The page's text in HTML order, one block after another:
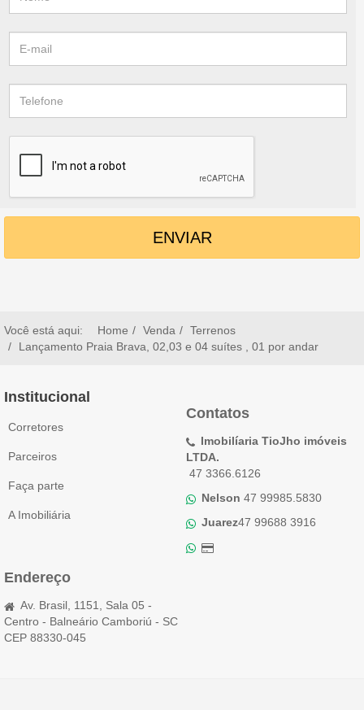
ENVIAR
Você está aqui: Home Venda
Terrenos
Lançamento Praia Brava, 02,03 e 04 suítes , 01 por andar
Institucional
Corretores
Parceiros
Faça parte
A Imobiliária
Contatos
Imobilíaria TioJho imóveis
LTDA.
47 3366.6126
Nelson 47 99985.5830
Juarez47 99688 3916
Endereço
Av. Brasil, 1151, Sala 05 -
Centro - Balneário Camboriú - SC
CEP 88330-045